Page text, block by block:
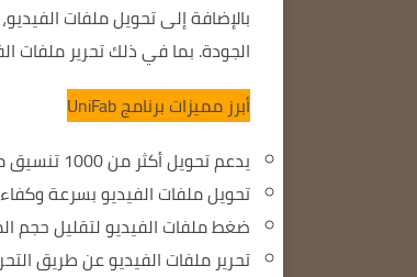
الجودة. بما في ذلك تحرير ملفات
أبرز مميزات برنامج UniFab
يدعم تحويل أكثر من 1000 تنسيق ملف فيديو.
تحويل ملفات الفيديو بسرعة
ضغط ملفات الفيديو لتقليل حجم
تحرير ملفات الفيديو عن طريق